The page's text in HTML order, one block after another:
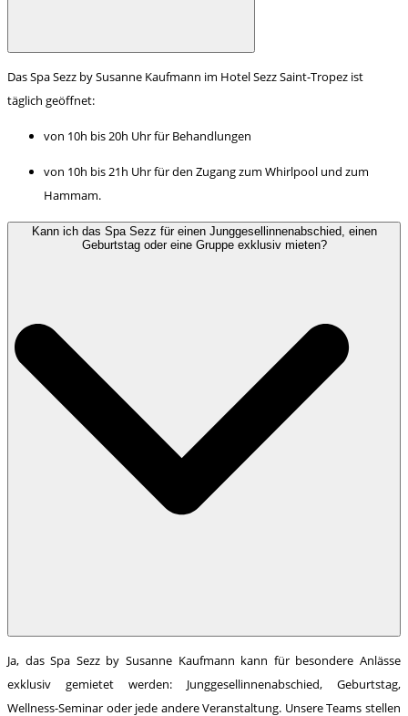
Das Spa Sezz by Susanne Kaufmann im Hotel Sezz Saint-Tropez ist
täglich geöffnet:
von 10h bis 20h Uhr für Behandlungen
von 10h bis 21h Uhr für den Zugang zum Whirlpool und zum
Hammam.
Kann ich das Spa Sezz für einen Junggesellinnenabschied, einen
Geburtstag oder eine Gruppe exklusiv mieten?
Ja, das Spa Sezz by Susanne Kaufmann kann für besondere Anlässe
exklusiv gemietet werden: Junggesellinnenabschied, Geburtstag,
Wellness-Seminar oder jede andere Veranstaltung. Unsere Teams stellen